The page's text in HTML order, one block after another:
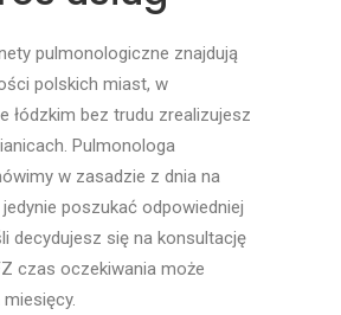
pulmonologiczne znajdują
polskich miast, w
łódzkim bez trudu zrealizujesz
Pulmonologa
w zasadzie z dnia na
jedynie poszukać odpowiedniej
decydujesz się na konsultację
czas oczekiwania może